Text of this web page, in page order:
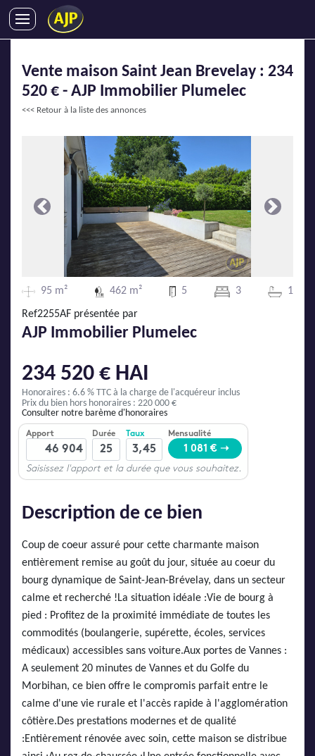
VENTES
LOCATIONS
GESTION LOCATIVE
IMMOBILIER NEUF
LOCATIONS DE VACANCES
ENTREPRISES
DEVENIR FRANCHISÉ
AJP Recrute
AJP Actualités
Service Qualité Clients
Vente maison Saint Jean Brevelay : 234
520 € - AJP Immobilier Plumelec
<<< Retour à la liste des annonces
Précédente Suivante
95 m² 462 m² 5 3 1
Ref2255AF présentée par
AJP Immobilier Plumelec
234 520 € HAI
Honoraires : 6.6 % TTC à la charge de l'acquéreur inclus
Prix du bien hors honoraires : 220 000 €
Consulter notre barème d'honoraires
Description de ce bien
Coup de coeur assuré pour cette charmante maison
entièrement remise au goût du jour, située au coeur du
bourg dynamique de Saint-Jean-Brévelay, dans un secteur
calme et recherché !La situation idéale :Vie de bourg à
pied : Profitez de la proximité immédiate de toutes les
commodités (boulangerie, supérette, écoles, services
médicaux) accessibles sans voiture.Aux portes de Vannes :
A seulement 20 minutes de Vannes et du Golfe du
Morbihan, ce bien offre le compromis parfait entre le
calme d'une vie rurale et l'accès rapide à l'agglomération
côtière.Des prestations modernes et de qualité
:Entièrement rénovée avec soin, cette maison se distribue